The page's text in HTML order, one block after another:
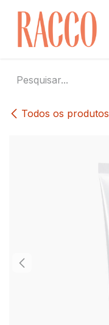
Todos os produtos